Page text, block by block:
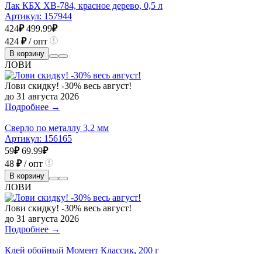
Лак КБХ ХВ-784, красное дерево, 0,5 л
Артикул: 157944
424₽ 499.99₽
424 ₽/ опт
В корзину
ЛОВИ
Лови скидку! -30% весь август!
до 31 августа 2026
Подробнее →
Сверло по металлу 3,2 мм
Артикул: 156165
59₽ 69.99₽
48 ₽/ опт
В корзину
ЛОВИ
Лови скидку! -30% весь август!
до 31 августа 2026
Подробнее →
Клей обойный Момент Классик, 200 г